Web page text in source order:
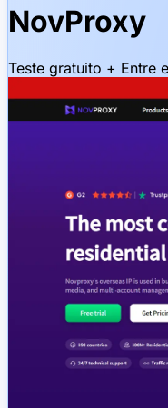
NovProxy
Teste gratuito + Entre